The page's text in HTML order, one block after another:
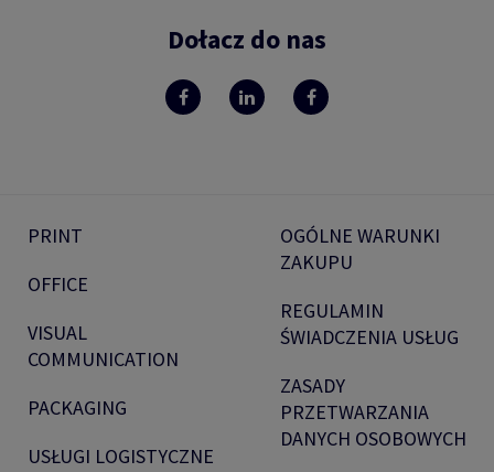
Dołacz do nas
PRINT
OFFICE
VISUAL
COMMUNICATION
PACKAGING
USŁUGI LOGISTYCZNE
OGÓLNE WARUNKI
ZAKUPU
REGULAMIN
ŚWIADCZENIA USŁUG
ZASADY
PRZETWARZANIA
DANYCH OSOBOWYCH